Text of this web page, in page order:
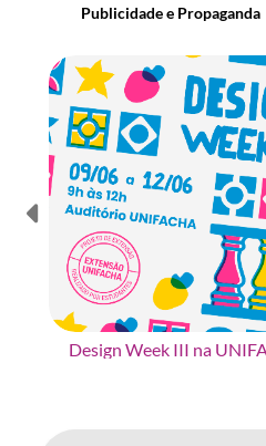
Publicidade e Propaganda
Design Week III na